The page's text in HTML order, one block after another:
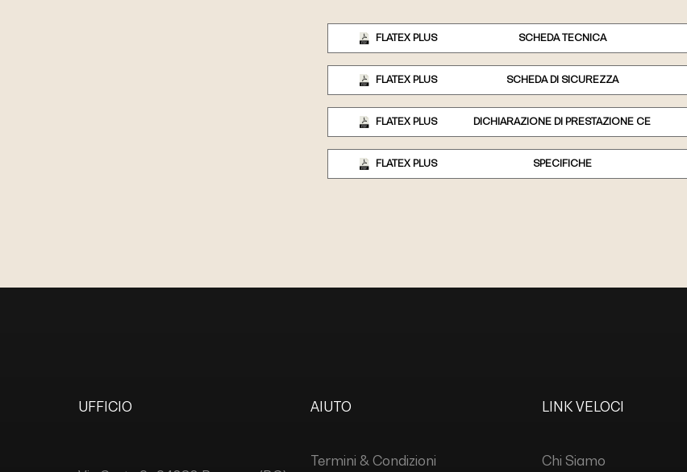
FLATEX PLUS SCHEDA TECNICA
FLATEX PLUS SCHEDA DI SICUREZZA
FLATEX PLUS DICHIARAZIONE DI PRESTAZIONE CE
FLATEX PLUS SPECIFICHE
UFFICIO AIUTO
Termini & Condizioni
LINK VELOCI
Chi Siamo